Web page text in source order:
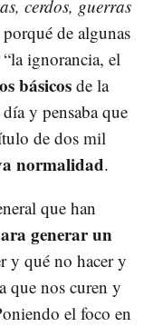
cerdos, guerras
de algunas
ignorancia, el
básicos de la
y pensaba que
de dos mil
normalidad.
que han
generar un
y qué no hacer y
que nos curen y
el foco en